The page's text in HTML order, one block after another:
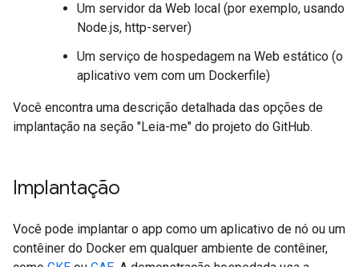
Um servidor da Web local (por exemplo, usando
Node.js, http-server)
Um serviço de hospedagem na Web estático (o
aplicativo vem com um Dockerfile)
Você encontra uma descrição detalhada das opções de
implantação na seção "Leia-me" do projeto do GitHub.
Implantação
Você pode implantar o app como um aplicativo de nó ou um
contêiner do Docker em qualquer ambiente de contêiner,